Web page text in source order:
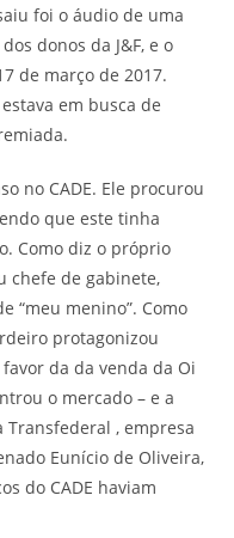
foi o áudio de uma
donos da J&F, e o
de março de 2017.
em busca de
no CADE. Ele procurou
que este tinha
Como diz o próprio
chefe de gabinete,
“meu menino”. Como
protagonizou
da da venda da Oi
o mercado – e a
Transfederal , empresa
Eunício de Oliveira,
do CADE haviam